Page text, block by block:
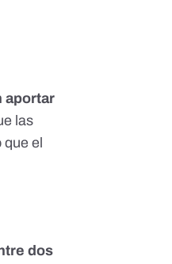
aportar
las
el
dos